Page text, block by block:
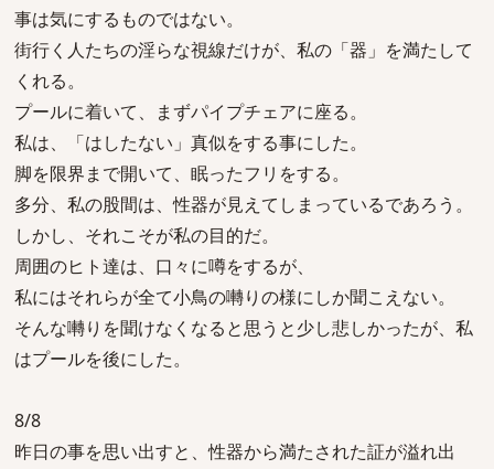
事は気にするものではない。
街行く人たちの淫らな視線だけが、私の「器」を満たして
くれる。
プールに着いて、まずパイプチェアに座る。
私は、「はしたない」真似をする事にした。
脚を限界まで開いて、眠ったフリをする。
多分、私の股間は、性器が見えてしまっているであろう。
しかし、それこそが私の目的だ。
周囲のヒト達は、口々に噂をするが、
私にはそれらが全て小鳥の囀りの様にしか聞こえない。
そんな囀りを聞けなくなると思うと少し悲しかったが、私
はプールを後にした。
8/8
昨日の事を思い出すと、性器から満たされた証が溢れ出